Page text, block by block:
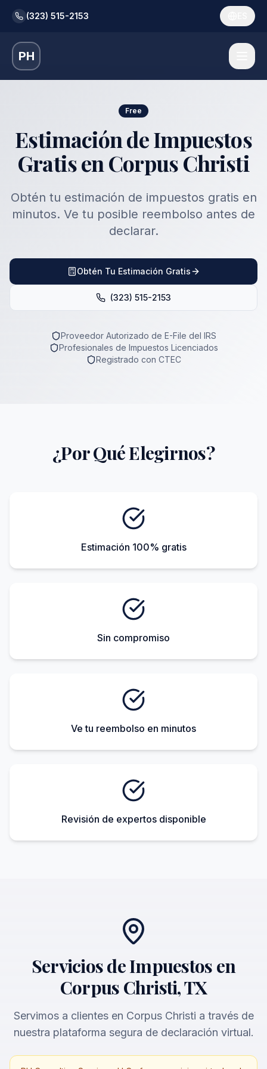
(323) 515-2153
PH
Free
Estimación de Impuestos
Gratis en Corpus Christi
Obtén tu estimación de impuestos gratis en
minutos. Ve tu posible reembolso antes de
declarar.
Obtén Tu Estimación Gratis
(323) 515-2153
Proveedor Autorizado de E-File del IRS
Profesionales de Impuestos Licenciados
Registrado con CTEC
¿Por Qué Elegirnos?
Estimación 100% gratis
Sin compromiso
Ve tu reembolso en minutos
Revisión de expertos disponible
Servicios de Impuestos en
Corpus Christi, TX
Servimos a clientes en Corpus Christi a través de
nuestra plataforma segura de declaración virtual.